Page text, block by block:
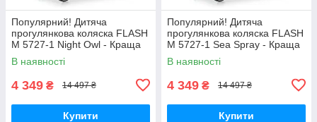
Популярний! Дитяча
прогулянкова коляска FLASH
M 5727-1 Night Owl - Краща
якість тільки на
Nukleon.com.ua
В наявності
4 349 ₴ 14 497 ₴
Купити
Популярний! Дитяча
прогулянкова коляска FLASH
M 5727-1 Sea Spray - Краща
якість тільки на
Nukleon.com.ua
В наявності
4 349 ₴ 14 497 ₴
Купити